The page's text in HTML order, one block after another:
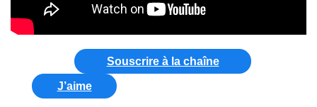
Souscrire à la chaîne
J’aime